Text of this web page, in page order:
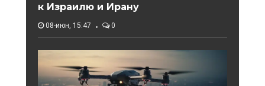
к Израилю и Ирану
08-июн, 15:47 0